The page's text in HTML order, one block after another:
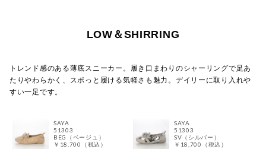
LOW＆SHIRRING
トレンド感のある薄底スニーカー。履き口まわりのシャーリングで足あ
たりやわらかく、スポっと履ける気軽さも魅力。デイリーに取り入れや
すい一足です。
SAYA
51303
BEG（ベージュ）
￥18,700（税込）
SAYA
51303
SV（シルバー）
￥18,700（税込）